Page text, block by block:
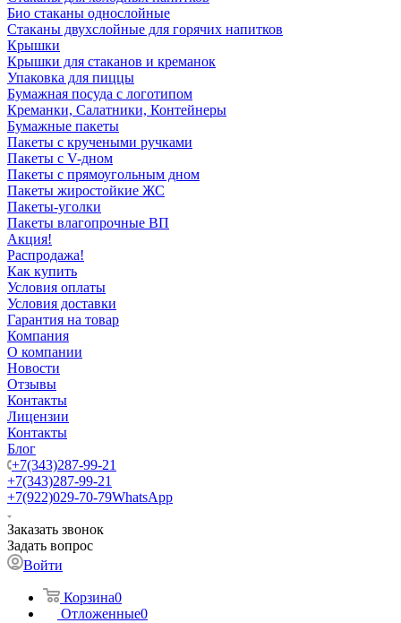
Био стаканы однослойные
Стаканы двухслойные для горячих напитков
Крышки
Крышки для стаканов и креманок
Упаковка для пиццы
Бумажная посуда с логотипом
Креманки, Салатники, Контейнеры
Бумажные пакеты
Пакеты с кручеными ручками
Пакеты с V-дном
Пакеты с прямоугольным дном
Пакеты жиростойкие ЖС
Пакеты-уголки
Пакеты влагопрочные ВП
Акция!
Распродажа!
Как купить
Условия оплаты
Условия доставки
Гарантия на товар
Компания
О компании
Новости
Отзывы
Контакты
Лицензии
Контакты
Блог
+7(343)287-99-21
+7(343)287-99-21
+7(922)029-70-79WhatsApp
Заказать звонок
Задать вопрос
Войти
Корзина0
Отложенные0